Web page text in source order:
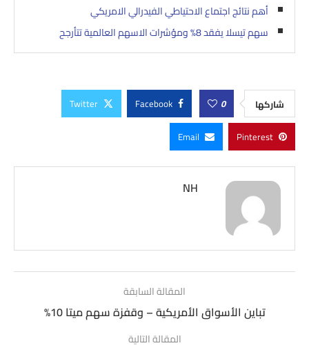
أهم نتائج اجتماع الاحتياطي الفيدرالي الامريكي
سهم تيسلا يفقد 8% ومؤشرات الاسهم العالمية تتأرجح
شاركها 0
Facebook
Twitter
Pinterest
Email
NH
المقالة السابقة
تباين الأسواق الأمريكية – وقفزة سهم ميتا 10%
المقالة التالية